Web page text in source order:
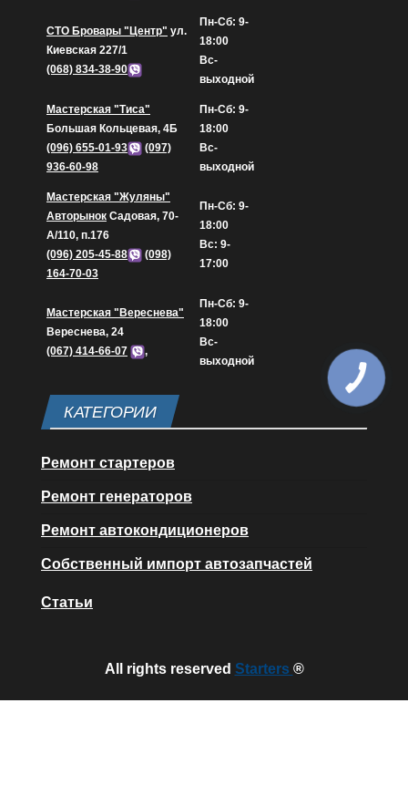
СТО Бровары "Центр" ул.
Киевская 227/1
(068) 834-38-90
Пн-Сб: 9-
18:00
Вс-
выходной
Мастерская "Тиса"
Большая Кольцевая, 4Б
(096) 655-01-93
(097)
936-60-98
Пн-Сб: 9-
18:00
Вс-
выходной
Мастерская "Жуляны"
Авторынок Садовая, 70-
А/110, п.176
(096) 205-45-88
(098)
164-70-03
Пн-Сб: 9-
18:00
Вс: 9-
17:00
Мастерская "Вереснева"
Вереснева, 24
(067) 414-66-07
,
Пн-Сб: 9-
18:00
Вс-
выходной
КАТЕГОРИИ
Ремонт стартеров
Ремонт генераторов
Ремонт автокондиционеров
Собственный импорт автозапчастей
Статьи
All rights reserved Starters ®